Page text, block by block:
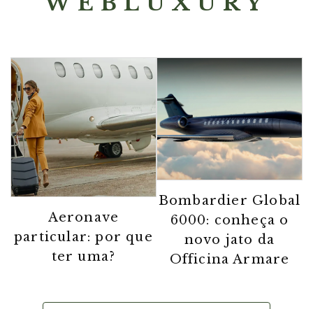
Aeronave
particular: por que
ter uma?
Bombardier Global
6000: conheça o
novo jato da
Officina Armare